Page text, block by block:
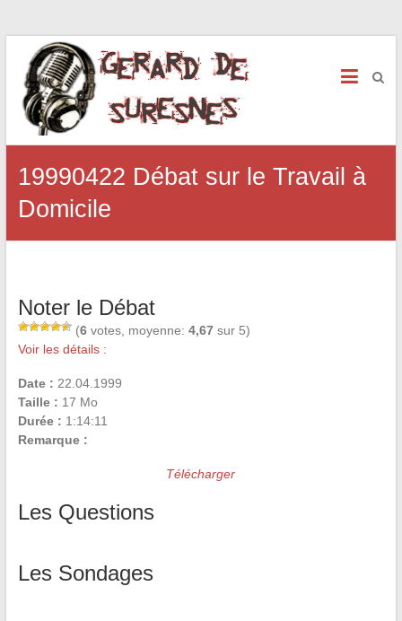
19990422 Débat sur le Travail à
Domicile
Noter le Débat
(6votes, moyenne: 4,67sur 5)
Voir les détails :
Date : 22.04.1999
Taille : 17 Mo
Durée : 1:14:11
Remarque :
Télécharger
Les Questions
Les Sondages